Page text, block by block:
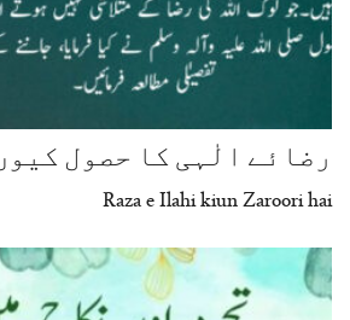
رضائے الٰہی کا حصول
Raza e Ilahi kiun Zaroori hai